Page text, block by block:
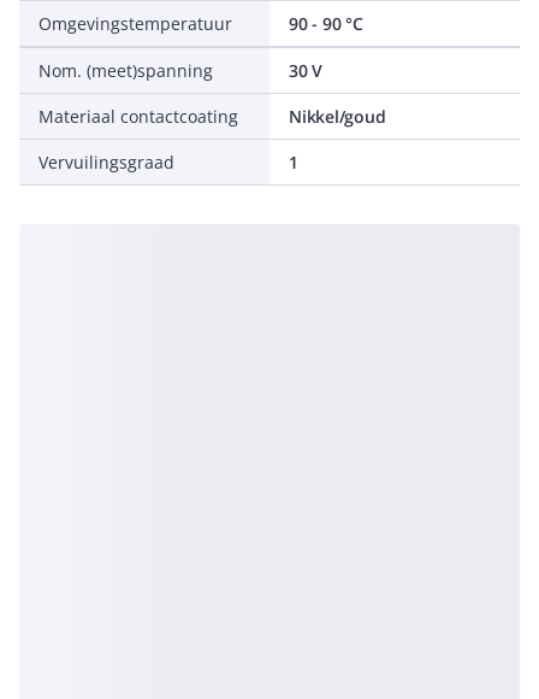
Omgevingstemperatuur
90 - 90 °C
Nom. (meet)spanning
30 V
Materiaal contactcoating
Nikkel/goud
Vervuilingsgraad
1